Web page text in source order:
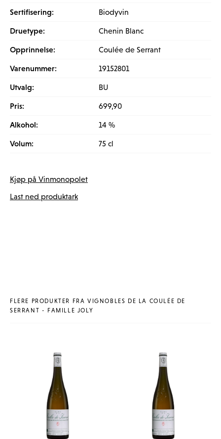
Sertifisering: Biodyvin
Druetype: Chenin Blanc
Opprinnelse: Coulée de Serrant
Varenummer: 19152801
Utvalg: BU
Pris: 699,90
Alkohol: 14 %
Volum: 75 cl
Kjøp på Vinmonopolet
Last ned produktark
FLERE PRODUKTER FRA VIGNOBLES DE LA COULÉE DE
SERRANT - FAMILLE JOLY